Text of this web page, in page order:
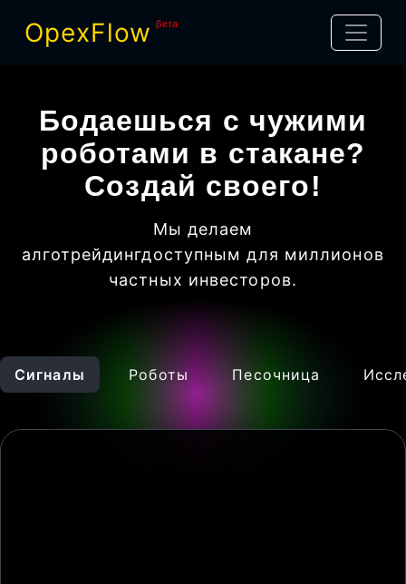
OpexFlow βeta
Бодаешься с чужими
роботами в стакане?
Создай своего!
Мы делаем
алготрейдингдоступным для миллионов
частных инвесторов.
Сигналы Роботы Песочница